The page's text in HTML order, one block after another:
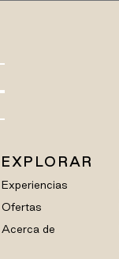
EXPLORAR
Experiencias
Ofertas
Acerca de